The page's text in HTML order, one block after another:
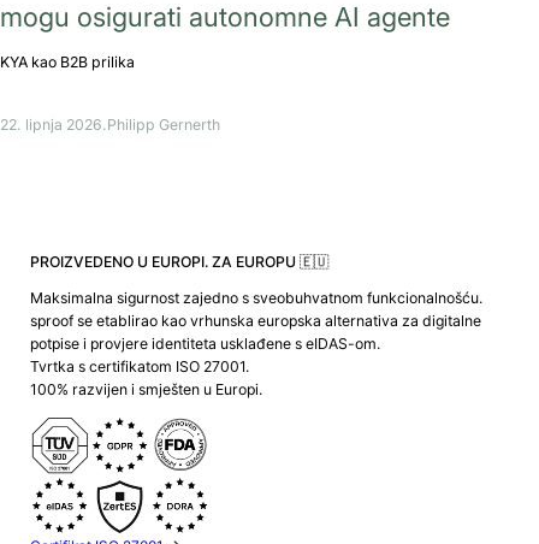
mogu osigurati autonomne AI agente
KYA kao B2B prilika
22. lipnja 2026. Philipp Gernerth
PROIZVEDENO U EUROPI. ZA EUROPU 🇪🇺
Maksimalna sigurnost zajedno s sveobuhvatnom funkcionalnošću.
sproof se etablirao kao vrhunska europska alternativa za digitalne
potpise i provjere identiteta usklađene s eIDAS-om.
Tvrtka s certifikatom ISO 27001.
100% razvijen i smješten u Europi.